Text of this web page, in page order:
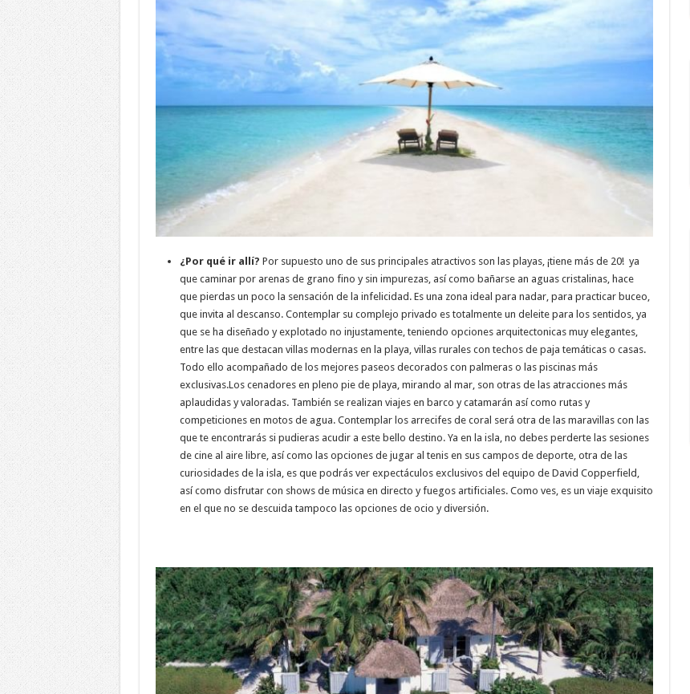
¿Por qué ir allí? Por supuesto uno de sus principales atractivos son las playas, ¡tiene más de 20! ya
que caminar por arenas de grano fino y sin impurezas, así como bañarse an aguas cristalinas, hace
que pierdas un poco la sensación de la infelicidad. Es una zona ideal para nadar, para practicar buceo,
que invita al descanso. Contemplar su complejo privado es totalmente un deleite para los sentidos, ya
que se ha diseñado y explotado no injustamente, teniendo opciones arquitectonicas muy elegantes,
entre las que destacan villas modernas en la playa, villas rurales con techos de paja temáticas o casas.
Todo ello acompañado de los mejores paseos decorados con palmeras o las piscinas más
exclusivas.Los cenadores en pleno pie de playa, mirando al mar, son otras de las atracciones más
aplaudidas y valoradas. También se realizan viajes en barco y catamarán así como rutas y
competiciones en motos de agua. Contemplar los arrecifes de coral será otra de las maravillas con las
que te encontrarás si pudieras acudir a este bello destino. Ya en la isla, no debes perderte las sesiones
de cine al aire libre, así como las opciones de jugar al tenis en sus campos de deporte, otra de las
curiosidades de la isla, es que podrás ver expectáculos exclusivos del equipo de David Copperfield,
así como disfrutar con shows de música en directo y fuegos artificiales. Como ves, es un viaje exquisito
en el que no se descuida tampoco las opciones de ocio y diversión.